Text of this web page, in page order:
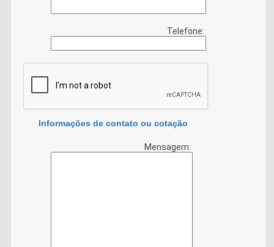
Telefone:
Informações de contato ou cotação
Mensagem: